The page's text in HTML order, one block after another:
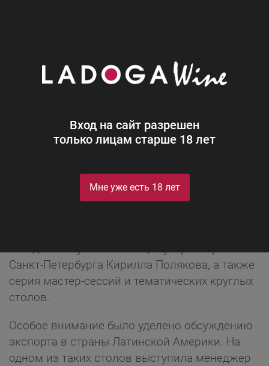
Вход на сайт разрешен
только лицам старше 18 лет
Мне уже есть 18 лет
Новости Блог
моя история» в Санкт-Петербурге компания
LADOGA приняла участие в первом
экспортном форуме «Сделано в России».
Санкт-Петербурга Кирилла Полякова, а также
серия мастер-сессий и тематических круглых
столов.
Особое внимание было уделено обсуждению
экспорта в страны Латинской Америки. На
одном из таких столов выступила менеджер